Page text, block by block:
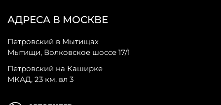
АДРЕСА В МОСКВЕ
Петровский в Мытищах
Мытищи, Волковское шоссе 17/1
Петровский на Каширке
МКАД, 23 км, вл 3